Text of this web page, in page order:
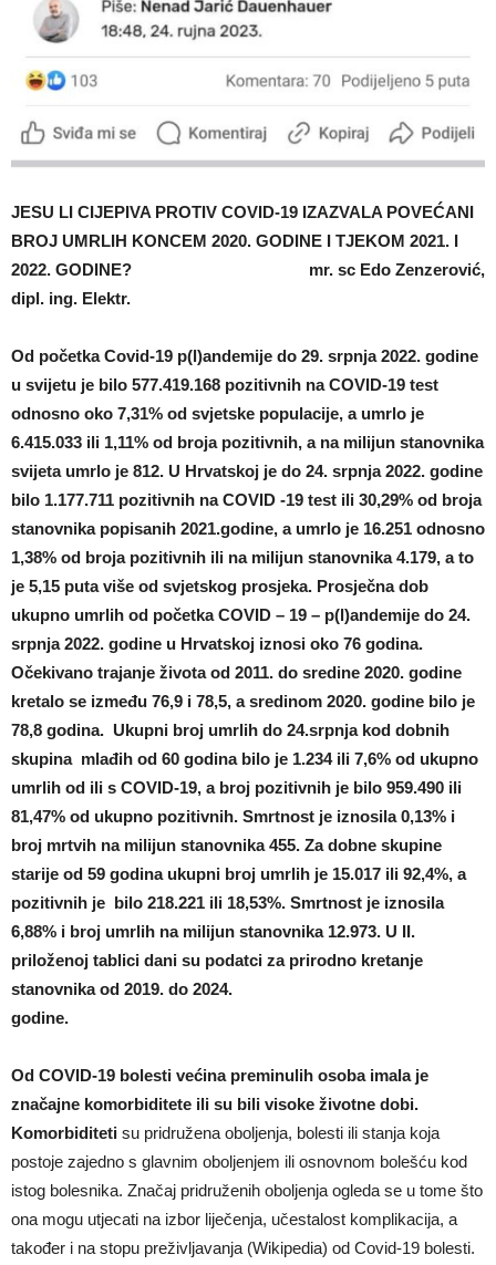
JESU LI CIJEPIVA PROTIV COVID-19 IZAZVALA POVEĆANI
BROJ UMRLIH KONCEM 2020. GODINE I TJEKOM 2021. I
2022. GODINE? mr. sc Edo Zenzerović,
dipl. ing. Elektr.
Od početka Covid-19 p(l)andemije do 29. srpnja 2022. godine
u svijetu je bilo 577.419.168 pozitivnih na COVID-19 test
odnosno oko 7,31% od svjetske populacije, a umrlo je
6.415.033 ili 1,11% od broja pozitivnih, a na milijun stanovnika
svijeta umrlo je 812. U Hrvatskoj je do 24. srpnja 2022. godine
bilo 1.177.711 pozitivnih na COVID -19 test ili 30,29% od broja
stanovnika popisanih 2021.godine, a umrlo je 16.251 odnosno
1,38% od broja pozitivnih ili na milijun stanovnika 4.179, a to
je 5,15 puta više od svjetskog prosjeka. Prosječna dob
ukupno umrlih od početka COVID – 19 – p(l)andemije do 24.
srpnja 2022. godine u Hrvatskoj iznosi oko 76 godina.
Očekivano trajanje života od 2011. do sredine 2020. godine
kretalo se između 76,9 i 78,5, a sredinom 2020. godine bilo je
78,8 godina. Ukupni broj umrlih do 24.srpnja kod dobnih
skupina mlađih od 60 godina bilo je 1.234 ili 7,6% od ukupno
umrlih od ili s COVID-19, a broj pozitivnih je bilo 959.490 ili
81,47% od ukupno pozitivnih. Smrtnost je iznosila 0,13% i
broj mrtvih na milijun stanovnika 455. Za dobne skupine
starije od 59 godina ukupni broj umrlih je 15.017 ili 92,4%, a
pozitivnih je bilo 218.221 ili 18,53%. Smrtnost je iznosila
6,88% i broj umrlih na milijun stanovnika 12.973. U II.
priloženoj tablici dani su podatci za prirodno kretanje
stanovnika od 2019. do 2024.
godine.
Od COVID-19 bolesti većina preminulih osoba imala je
značajne komorbiditete ili su bili visoke životne dobi.
Komorbiditeti su pridružena oboljenja, bolesti ili stanja koja
postoje zajedno s glavnim oboljenjem ili osnovnom bolešću kod
istog bolesnika. Značaj pridruženih oboljenja ogleda se u tome što
ona mogu utjecati na izbor liječenja, učestalost komplikacija, a
također i na stopu preživljavanja (Wikipedia) od Covid-19 bolesti.